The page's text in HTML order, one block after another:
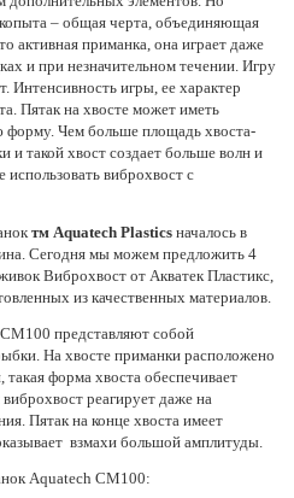
– общая черта, объединяющая
активная приманка, она играет даже
и при незначительном течении. Игру
Интенсивность игры, ее характер
Пятак на хвосте может иметь
форму. Чем больше площадь хвоста-
и такой хвост создает больше волн и
виброхвост с
тм Aquatech Plasticsначалось в
Сегодня мы можем предложить 4
Виброхвост от Акватек Пластикс,
из качественных материалов.
представляют собой
На хвосте приманки расположено
такая форма хвоста обеспечивает
реагирует даже на
Пятак на конце хвоста имеет
взмахи большой амплитуды.
Aquatech СМ100: